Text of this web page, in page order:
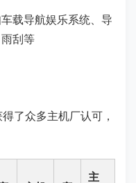
载导航娱乐系统、导
刮等
了众多主机厂认可，
主